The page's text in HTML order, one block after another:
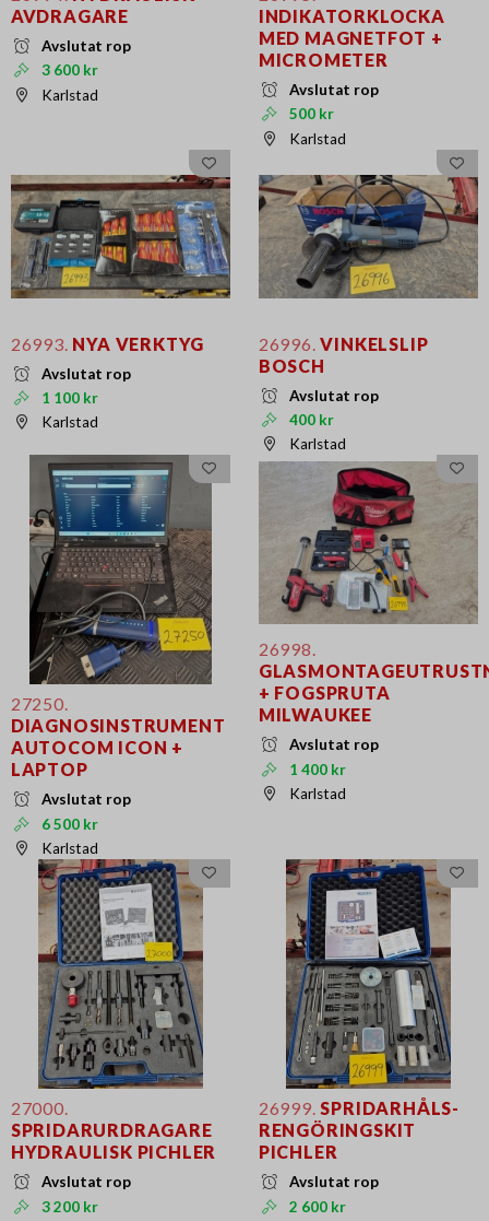
AVDRAGARE
Avslutat rop
3 600 kr
Karlstad
INDIKATORKLOCKA
MED MAGNETFOT +
MICROMETER
Avslutat rop
500 kr
Karlstad
26993. NYA VERKTYG
Avslutat rop
1 100 kr
Karlstad
26996. VINKELSLIP
BOSCH
Avslutat rop
400 kr
Karlstad
27250.
DIAGNOSINSTRUMENT
AUTOCOM ICON +
LAPTOP
Avslutat rop
6 500 kr
Karlstad
26998.
+ FOGSPRUTA
MILWAUKEE
Avslutat rop
1 400 kr
Karlstad
27000.
SPRIDARURDRAGARE
HYDRAULISK PICHLER
Avslutat rop
3 200 kr
26999. SPRIDARHÅLS-
RENGÖRINGSKIT
PICHLER
Avslutat rop
2 600 kr